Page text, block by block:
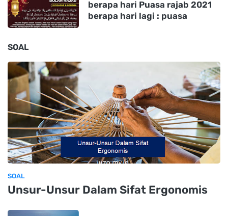
berapa hari Puasa rajab 2021
berapa hari lagi : puasa
SOAL
SOAL
Unsur-Unsur Dalam Sifat Ergonomis